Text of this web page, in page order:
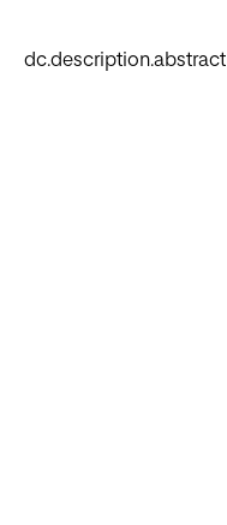
dc.description.abstract